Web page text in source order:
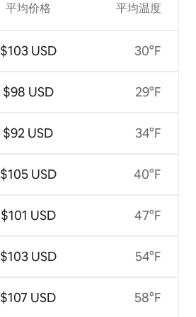
平均价格
$103 USD
$98 USD
$92 USD
$105 USD
$101 USD
$103 USD
$107 USD
平均温度
30°F
29°F
34°F
40°F
47°F
54°F
58°F